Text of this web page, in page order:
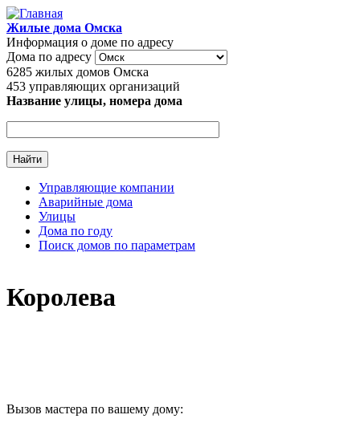
Перейти к основному содержанию
Жилые дома Омска
Информация о доме по адресу
Дома по адресу
6285 жилых домов Омска
453 управляющих организаций
Название улицы, номера дома
Главное меню
Управляющие компании
Аварийные дома
Улицы
Дома по году
Поиск домов по параметрам
Королева
Вызов мастера по вашему дому: